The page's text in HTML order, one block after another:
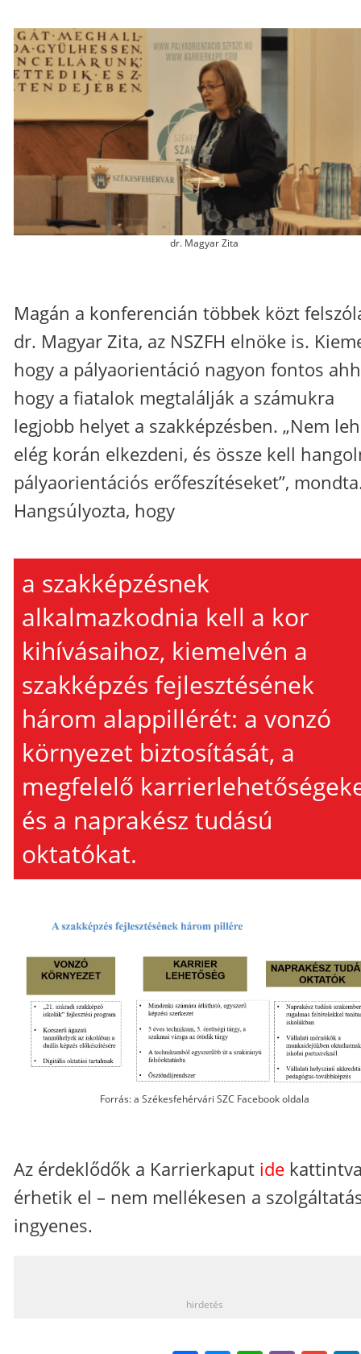
dr. Magyar Zita
Magán a konferencián többek közt
dr. Magyar Zita, az NSZFH elnöke is.
hogy a pályaorientáció nagyon fontos
hogy a fiatalok megtalálják a számukra
legjobb helyet a szakképzésben. „Nem
elég korán elkezdeni, és össze kell
pályaorientációs erőfeszítéseket”,
Hangsúlyozta, hogy
a szakképzésnek
alkalmazkodnia kell a kor
kihívásaihoz, kiemelvén a
szakképzés fejlesztésének
három alappillérét: a vonzó
környezet biztosítását, a
megfelelő
és a naprakész tudású
oktatókat.
Forrás: a Székesfehérvári SZC Facebook oldala
Az érdeklődők a Karrierkaput ide
érhetik el – nem mellékesen a
ingyenes.
hirdetés